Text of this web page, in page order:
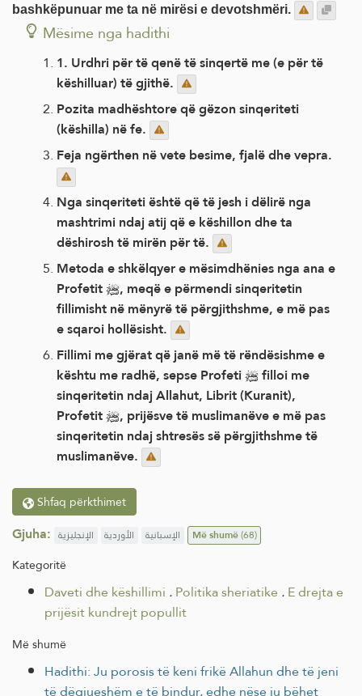
bashkëpunuar me ta në mirësi e devotshmëri.
Mësime nga hadithi
1. Urdhri për të qenë të sinqertë me (e për të
këshilluar) të gjithë.
Pozita madhështore që gëzon sinqeriteti
(këshilla) në fe.
Feja ngërthen në vete besime, fjalë dhe vepra.
Nga sinqeriteti është që të jesh i dëlirë nga
mashtrimi ndaj atij që e këshillon dhe ta
dëshirosh të mirën për të.
Metoda e shkëlqyer e mësimdhënies nga ana e
Profetit ﷺ, meqë e përmendi sinqeritetin
fillimisht në mënyrë të përgjithshme, e më pas
e sqaroi hollësisht.
Fillimi me gjërat që janë më të rëndësishme e
kështu me radhë, sepse Profeti ﷺ filloi me
sinqeritetin ndaj Allahut, Librit (Kuranit),
Profetit ﷺ, prijësve të muslimanëve e më pas
sinqeritetin ndaj shtresës së përgjithshme të
muslimanëve.
Shfaq përkthimet
Gjuha: الإنجليزية الأوردية الإسبانية Më shumë(68)
Kategoritë
Daveti dhe këshillimi .Politika sheriatike .E drejta e
prijësit kundrejt popullit
Më shumë
Hadithi: Ju porosis të keni frikë Allahun dhe të jeni